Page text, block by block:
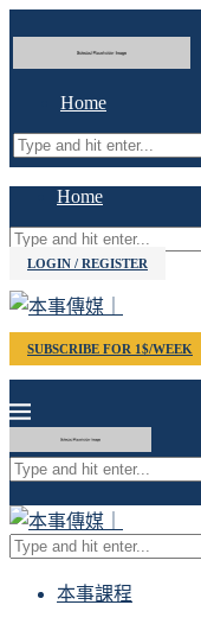
Home
Home
LOGIN / REGISTER
SUBSCRIBE FOR 1$/WEEK
本事課程